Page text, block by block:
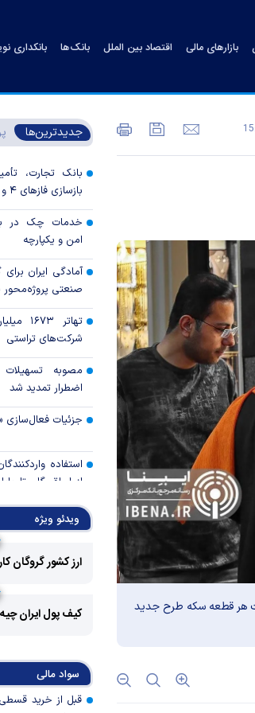
بازارهای مالی اقتصاد بین الملل بانک‌ها بانکداری
هر قطعه سکه طرح جدید
جدیدترین‌ها
بانک تجارت،
بازسازی فاز‌های ۴ و ۵ پارس جنوبی
خدمات چک در
امن و یکپارچه
آمادگی ایران
صنعتی
تهاتر
شرکت‌های تراستی
مصوبه
اضطرار تمدید شد
جزئیات فعال‌سازی
استفاده
رالی وال‌استریت،
جهان با
پروژه‌ها در اولویت
اولویت‌های
اقتصاد جنگی
ویدئو ویژه
ارز کشور گروگان
کیف پول ایران
سواد مالی